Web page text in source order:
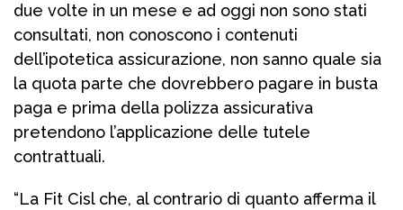
due volte in un mese e ad oggi non sono stati
consultati, non conoscono i contenuti
dell’ipotetica assicurazione, non sanno quale sia
la quota parte che dovrebbero pagare in busta
paga e prima della polizza assicurativa
pretendono l’applicazione delle tutele
contrattuali.
“La Fit Cisl che, al contrario di quanto afferma il